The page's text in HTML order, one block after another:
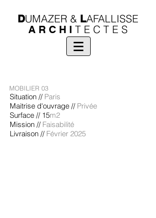
DUMAZER & LAFALLISSE
A R C H I T E C T E S
MOBILIER 03
Situation // Paris
Maitrise d'ouvrage // Privée
Surface // 15m2
Mission // Faisabilité
Livraison // Février 2025